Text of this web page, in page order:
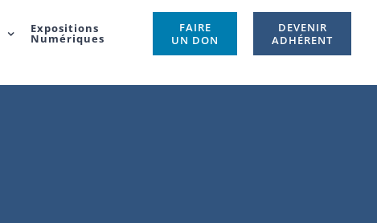
Expositions
Numériques
FAIRE
UN DON
DEVENIR
ADHÉRENT